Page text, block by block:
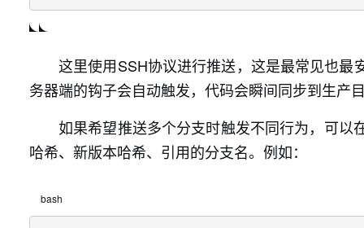
这里使用SSH协议进行推送，这是最常见也
务器端的钩子会自动触发，代码会瞬间同步到生产
如果希望推送多个分支时触发不同行为，可以
哈希、新版本哈希、引用的分支名。例如：
bash